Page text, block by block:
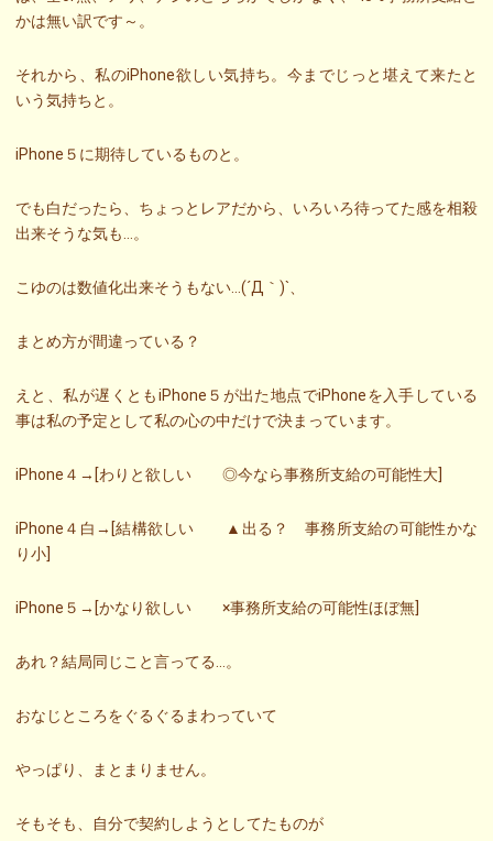
かは無い訳です～。
それから、私のiPhone欲しい気持ち。今までじっと堪えて来たと
いう気持ちと。
iPhone５に期待しているものと。
でも白だったら、ちょっとレアだから、いろいろ待ってた感を相殺
出来そうな気も…。
こゆのは数値化出来そうもない…(´Д｀)`、
まとめ方が間違っている？
えと、私が遅くともiPhone５が出た地点でiPhoneを入手している
事は私の予定として私の心の中だけで決まっています。
iPhone４→[わりと欲しい ◎今なら事務所支給の可能性大]
iPhone４白→[結構欲しい ▲出る？ 事務所支給の可能性かな
り小]
iPhone５→[かなり欲しい ×事務所支給の可能性ほぼ無]
あれ？結局同じこと言ってる…。
おなじところをぐるぐるまわっていて
やっぱり、まとまりません。
そもそも、自分で契約しようとしてたものが